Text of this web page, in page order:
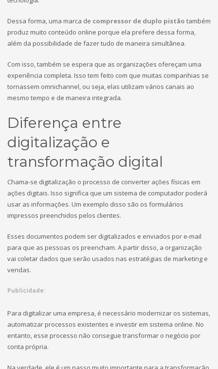
Dessa forma, uma marca de compressor de duplo pistão também
produz muito conteúdo online porque ela prefere dessa forma,
além da possibilidade de fazer tudo de maneira simultânea.
Com isso, também se espera que as organizações ofereçam uma
experiência completa. Isso tem feito com que muitas companhias se
tornassem omnichannel, ou seja, elas utilizam vários canais ao
mesmo tempo e de maneira integrada.
Diferença entre
digitalização e
transformação digital
Chama-se digitalização o processo de converter ações físicas em
ações digitais. Isso significa que um sistema de computador poderá
usar as informações. Um exemplo disso são os formulários
impressos preenchidos pelos clientes.
Esses documentos podem ser digitalizados e enviados por e-mail
para que as pessoas os preencham. A partir disso, a organização
vai coletar dados que serão usados nas estratégias de marketing e
vendas.
Publicidade:
Para digitalizar uma empresa, é necessário modernizar os sistemas,
automatizar processos existentes e investir em sistema online. No
entanto, esse processo não consegue transformar o negócio por
conta própria.